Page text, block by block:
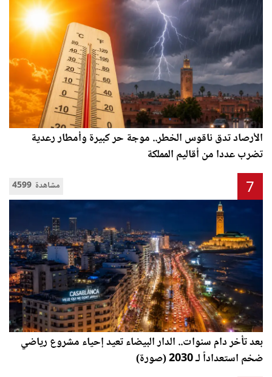
الأرصاد تدق ناقوس الخطر.. موجة حر كبيرة وأمطار رعدية
تضرب عددا من أقاليم المملكة
4599 مشاهدة 7
بعد تأخر دام سنوات.. الدار البيضاء تعيد إحياء مشروع رياضي
ضخم استعداداً لـ 2030 (صورة)